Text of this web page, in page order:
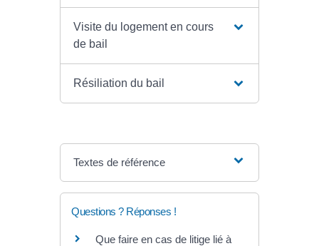
Visite du logement en cours
de bail
Résiliation du bail
Textes de référence
Questions ? Réponses !
Que faire en cas de litige lié à